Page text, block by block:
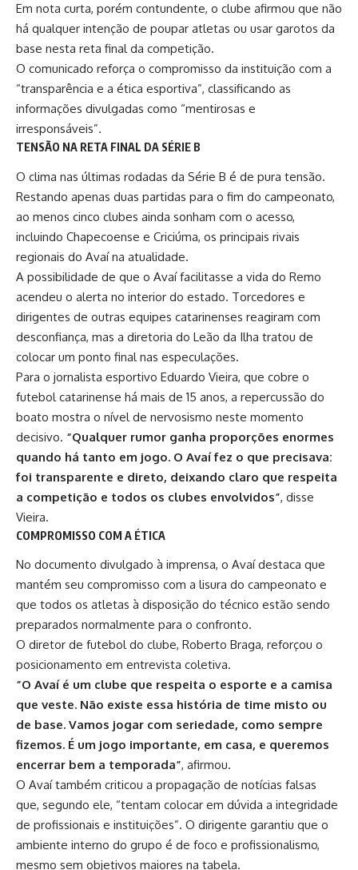
Em nota curta, porém contundente, o clube afirmou que não
há qualquer intenção de poupar atletas ou usar garotos da
base nesta reta final da competição.
O comunicado reforça o compromisso da instituição com a
“transparência e a ética esportiva”, classificando as
informações divulgadas como “mentirosas e
irresponsáveis”.
TENSÃO NA RETA FINAL DA SÉRIE B
O clima nas últimas rodadas da Série B é de pura tensão.
Restando apenas duas partidas para o fim do campeonato,
ao menos cinco clubes ainda sonham com o acesso,
incluindo Chapecoense e Criciúma, os principais rivais
regionais do Avaí na atualidade.
A possibilidade de que o Avaí facilitasse a vida do Remo
acendeu o alerta no interior do estado. Torcedores e
dirigentes de outras equipes catarinenses reagiram com
desconfiança, mas a diretoria do Leão da Ilha tratou de
colocar um ponto final nas especulações.
Para o jornalista esportivo Eduardo Vieira, que cobre o
futebol catarinense há mais de 15 anos, a repercussão do
boato mostra o nível de nervosismo neste momento
decisivo. “Qualquer rumor ganha proporções enormes
quando há tanto em jogo. O Avaí fez o que precisava:
foi transparente e direto, deixando claro que respeita
a competição e todos os clubes envolvidos”, disse
Vieira.
COMPROMISSO COM A ÉTICA
No documento divulgado à imprensa, o Avaí destaca que
mantém seu compromisso com a lisura do campeonato e
que todos os atletas à disposição do técnico estão sendo
preparados normalmente para o confronto.
O diretor de futebol do clube, Roberto Braga, reforçou o
posicionamento em entrevista coletiva.
“O Avaí é um clube que respeita o esporte e a camisa
que veste. Não existe essa história de time misto ou
de base. Vamos jogar com seriedade, como sempre
fizemos. É um jogo importante, em casa, e queremos
encerrar bem a temporada”, afirmou.
O Avaí também criticou a propagação de notícias falsas
que, segundo ele, “tentam colocar em dúvida a integridade
de profissionais e instituições”. O dirigente garantiu que o
ambiente interno do grupo é de foco e profissionalismo,
mesmo sem objetivos maiores na tabela.